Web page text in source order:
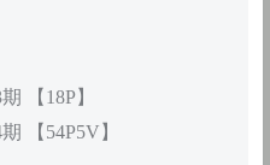
【18P】
【54P5V】